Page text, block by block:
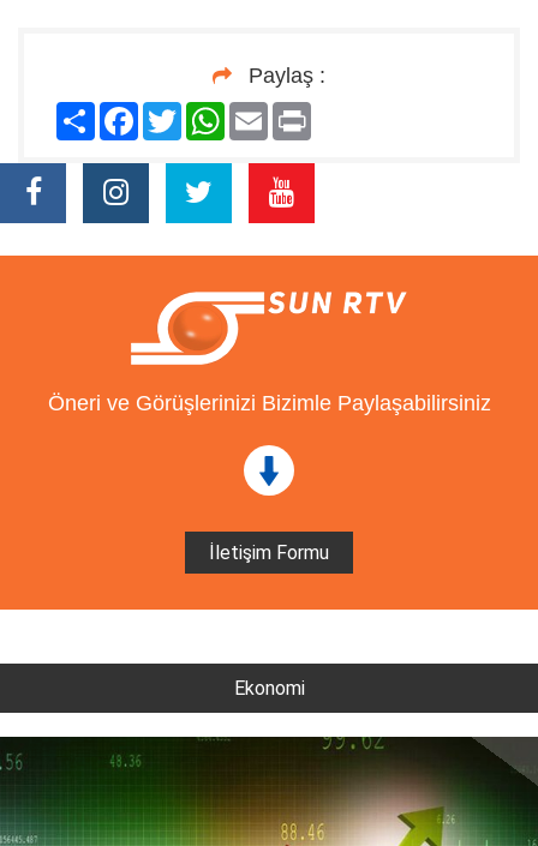
Paylaş :
PaylaşFacebook
TwitterWhatsApp
Email
Öneri ve Görüşlerinizi Bizimle Paylaşabilirsiniz
İletişim Formu
Ekonomi